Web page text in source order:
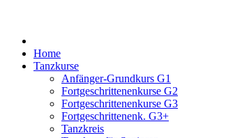
Home
Tanzkurse
Anfänger-Grundkurs G1
Fortgeschrittenenkurse G2
Fortgeschrittenenkurse G3
Fortgeschrittenenk. G3+
Tanzkreis